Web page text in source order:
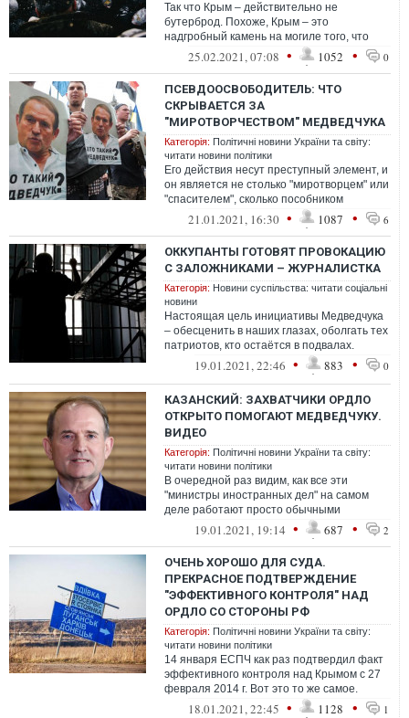
Так что Крым – действительно не
бутерброд. Похоже, Крым – это
надгробный камень на могиле того, что
еще оставалось от российского
25.02.2021, 07:08 • 1052 • 0
ПСЕВДООСВОБОДИТЕЛЬ: ЧТО
СКРЫВАЕТСЯ ЗА
"МИРОТВОРЧЕСТВОМ" МЕДВЕДЧУКА
Категорія: Політичні новини України та світу:
читати новини політики
Его действия несут преступный элемент, и
он является не столько "миротворцем" или
"спасителем", сколько пособником
похищения людей, соучастником прест...
21.01.2021, 16:30 • 1087 • 6
ОККУПАНТЫ ГОТОВЯТ ПРОВОКАЦИЮ
С ЗАЛОЖНИКАМИ – ЖУРНАЛИСТКА
Категорія: Новини суспільства: читати соціальні
новини
Настоящая цель инициативы Медведчука
– обесценить в наших глазах, оболгать тех
патриотов, кто остаётся в подвалах.
Деморализовать общественное мнение
19.01.2021, 22:46 • 883 • 0
КАЗАНСКИЙ: ЗАХВАТЧИКИ ОРДЛО
ОТКРЫТО ПОМОГАЮТ МЕДВЕДЧУКУ.
ВИДЕО
Категорія: Політичні новини України та світу:
читати новини політики
В очередной раз видим, как все эти
"министры иностранных дел" на самом
деле работают просто обычными
пиарщиками Медведчука. И по щелчку
19.01.2021, 19:14 • 687 • 2
ОЧЕНЬ ХОРОШО ДЛЯ СУДА.
ПРЕКРАСНОЕ ПОДТВЕРЖДЕНИЕ
"ЭФФЕКТИВНОГО КОНТРОЛЯ" НАД
ОРДЛО СО СТОРОНЫ РФ
Категорія: Політичні новини України та світу:
читати новини політики
14 января ЕСПЧ как раз подтвердил факт
эффективного контроля над Крымом с 27
февраля 2014 г. Вот это то же самое.
Важно помнить, что, отпустив
18.01.2021, 22:45 • 1128 • 1